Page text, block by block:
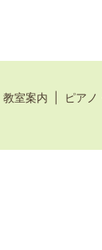
教室案内 ピアノ